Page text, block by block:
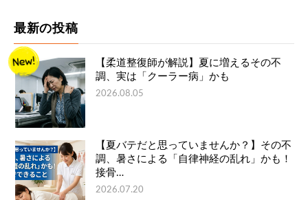
最新の投稿
【柔道整復師が解説】夏に増えるその不
調、実は「クーラー病」かも
2026.08.05
【夏バテだと思っていませんか？】その不
調、暑さによる「自律神経の乱れ」かも！
接骨…
2026.07.20